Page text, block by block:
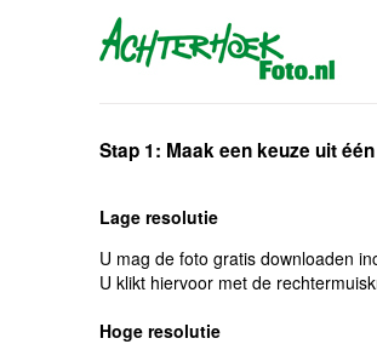
Stap 1: Maak een keuze uit
Lage resolutie
U mag de foto gratis downloaden
U klikt hiervoor met de
Hoge resolutie